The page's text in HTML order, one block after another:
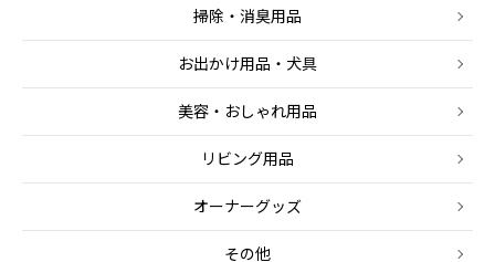
掃除・消臭用品
お出かけ用品・犬具
美容・おしゃれ用品
リビング用品
オーナーグッズ
その他